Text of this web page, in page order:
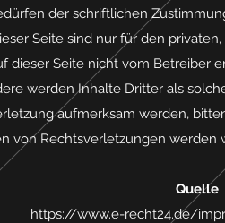
der schriftlichen
Seite sind nur für den
dieser Seite nicht vom Betreiber
werden Inhalte Dritter als
aufmerksam werden,
von Rechtsverletzungen
Quelle
https://www.e-recht24.de/